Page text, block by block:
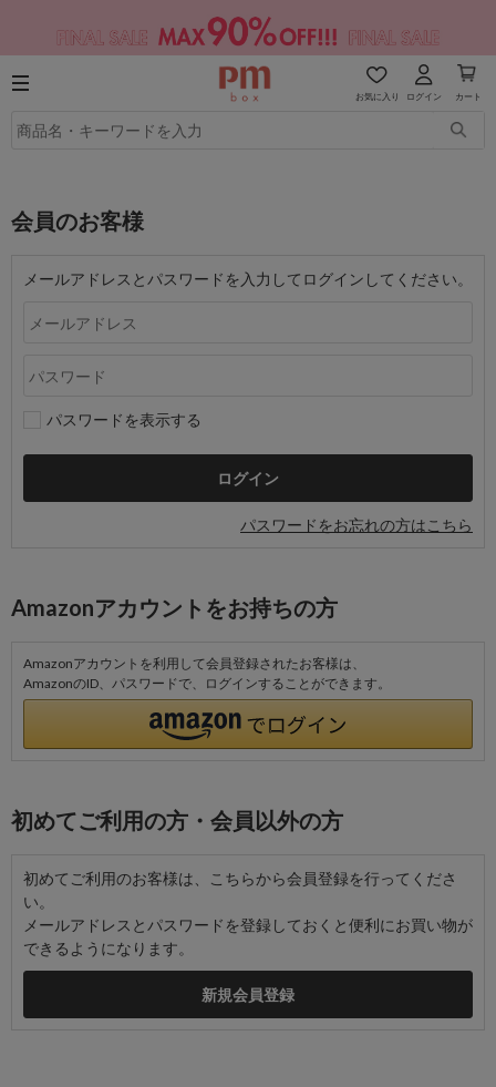
お気に入り ログイン カート
会員のお客様
メールアドレスとパスワードを入力してログインしてください。
パスワードを表示する
パスワードをお忘れの方はこちら
Amazonアカウントをお持ちの方
Amazonアカウントを利用して会員登録されたお客様は、
AmazonのID、パスワードで、ログインすることができます。
初めてご利用の方・会員以外の方
初めてご利用のお客様は、こちらから会員登録を行ってくださ
い。
メールアドレスとパスワードを登録しておくと便利にお買い物が
できるようになります。